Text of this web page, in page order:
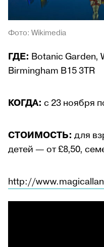
Фото: Wikimedia
ГДЕ: Botanic Garden,
Birmingham B15 3TR
КОГДА: с 23 ноября
СТОИМОСТЬ: для
детей — от £8,50,
http://